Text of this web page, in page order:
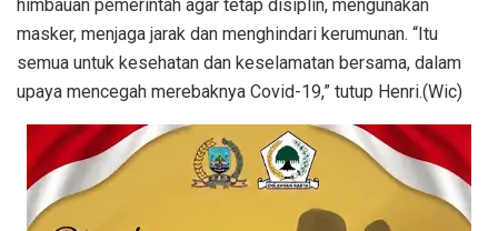
himbauan pemerintah agar tetap disiplin, mengunakan
masker, menjaga jarak dan menghindari kerumunan. “Itu
semua untuk kesehatan dan keselamatan bersama, dalam
upaya mencegah merebaknya Covid-19,” tutup Henri.(Wic)